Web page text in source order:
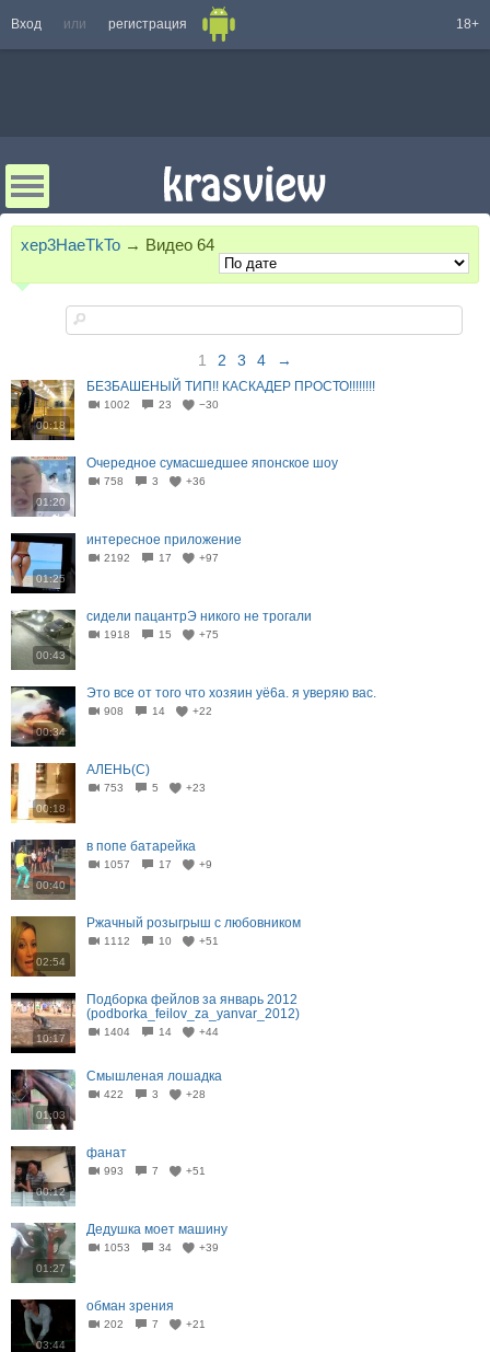
Вход или регистрация 18+
xep3HaeTkTo → Видео 64
1 2 3 4 →
00:18
БЕЗБАШЕНЫЙ ТИП!! КАСКАДЕР ПРОСТО!!!!!!!!
1002 23 −30
01:20
Очередное сумасшедшее японское шоу
758 3 +36
01:25
интересное приложение
2192 17 +97
00:43
сидели пацантрЭ никого не трогали
1918 15 +75
00:34
Это все от того что хозяин уё6а. я уверяю вас.
908 14 +22
00:18
АЛЕНЬ(С)
753 5 +23
00:40
в попе батарейка
1057 17 +9
02:54
Ржачный розыгрыш с любовником
1112 10 +51
10:17
Подборка фейлов за январь 2012
(podborka_feilov_za_yanvar_2012)
1404 14 +44
01:03
Смышленая лошадка
422 3 +28
00:12
фанат
993 7 +51
01:27
Дедушка моет машину
1053 34 +39
03:44
обман зрения
202 7 +21